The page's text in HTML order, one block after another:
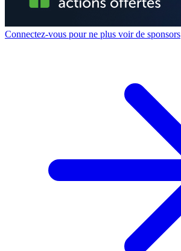
Connectez-vous pour ne plus voir de sponsors